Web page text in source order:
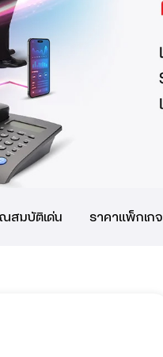
สมบัติเด่น ราคาแพ็กเกจ